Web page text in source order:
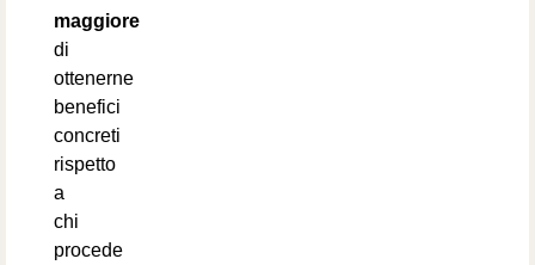
maggiore
di
ottenerne
benefici
concreti
rispetto
a
chi
procede